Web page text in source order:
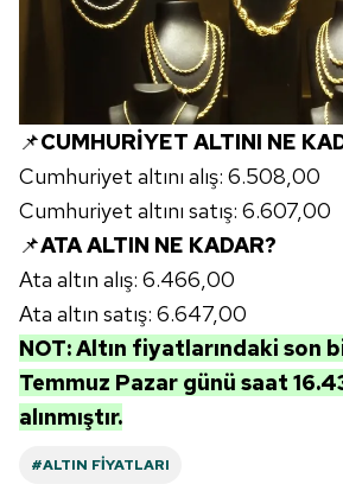
kullanılmaktadır. Bu çerezler
verileriniz işlenmekte olup gerekli
toplumu hizmetlerinin sunulması
kullanılmaktadır. Diğer çerezler,
kılınması ve kişiselleştirilmesi ve
sınırlı olarak açık rızanız dahilinde
Çerezlere ilişkin tercihlerinizi aşağıda
vasıtasıyla belirleyebilirsiniz.
için Ayarlar butonuna tıklayabilir,
Metnimiziziyaret edebilirsiniz.
6698 sayılı Kişisel Verilerin Korunması
hazırlanmış Aydınlatma Metnimizi
almak için lütfentıklayınız
📌CUMHURİYET ALTINI NE
Cumhuriyet altını alış: 6.508,00
Cumhuriyet altını satış: 6.607,00
📌ATA ALTIN NE KADAR?
Ata altın alış: 6.466,00
Ata altın satış: 6.647,00
NOT: Altın fiyatlarındaki son
Temmuz Pazar günü saat
alınmıştır.
#ALTIN FIYATLARI